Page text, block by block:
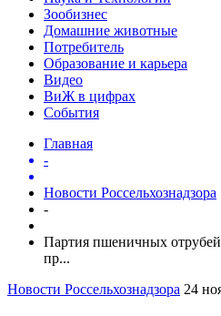
Зообизнес
Домашние животные
Потребитель
Образование и карьера
Видео
ВиЖ в цифрах
События
Главная
-
Новости Россельхознадзора
-
Партия пшеничных
пр...
Новости Россельхознадзора 24